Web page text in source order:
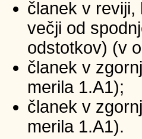
članek v reviji,
večji od
odstotkov) (v
članek v
merila 1.A1);
članek v
merila 1.A1).